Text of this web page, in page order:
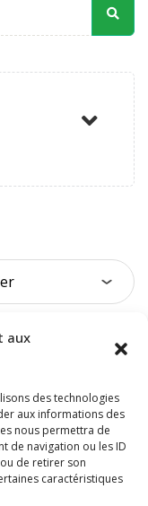
aux
des technologies
aux informations des
nous permettra de
de navigation ou les ID
de retirer son
caractéristiques